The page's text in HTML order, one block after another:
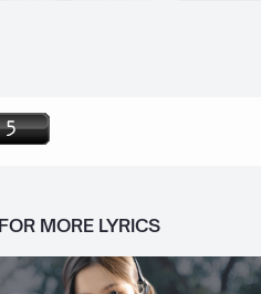
MORE LYRICS